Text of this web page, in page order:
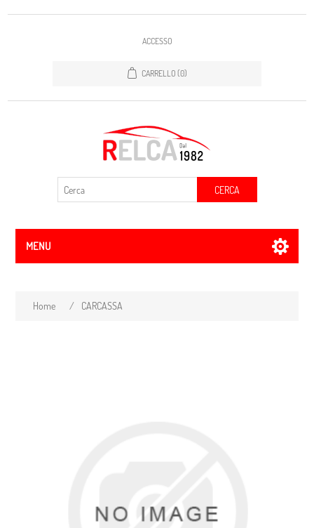
ACCESSO
CARRELLO (0)
CERCA
MENU
Home / CARCASSA